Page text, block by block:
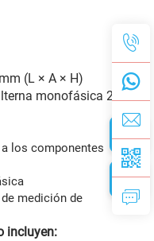
(L × A × H)
monofásica 220 V
los componentes
medición de
incluyen: